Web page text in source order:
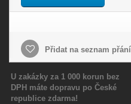
Přidat na seznam přání
U zakázky za 1 000 korun bez
DPH máte dopravu po České
republice zdarma!